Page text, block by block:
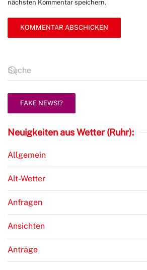
nächsten Kommentar speichern.
KOMMENTAR ABSCHICKEN
FAKE NEWS!?
Neuigkeiten aus Wetter (Ruhr):
Allgemein
Alt-Wetter
Anfragen
Ansichten
Anträge